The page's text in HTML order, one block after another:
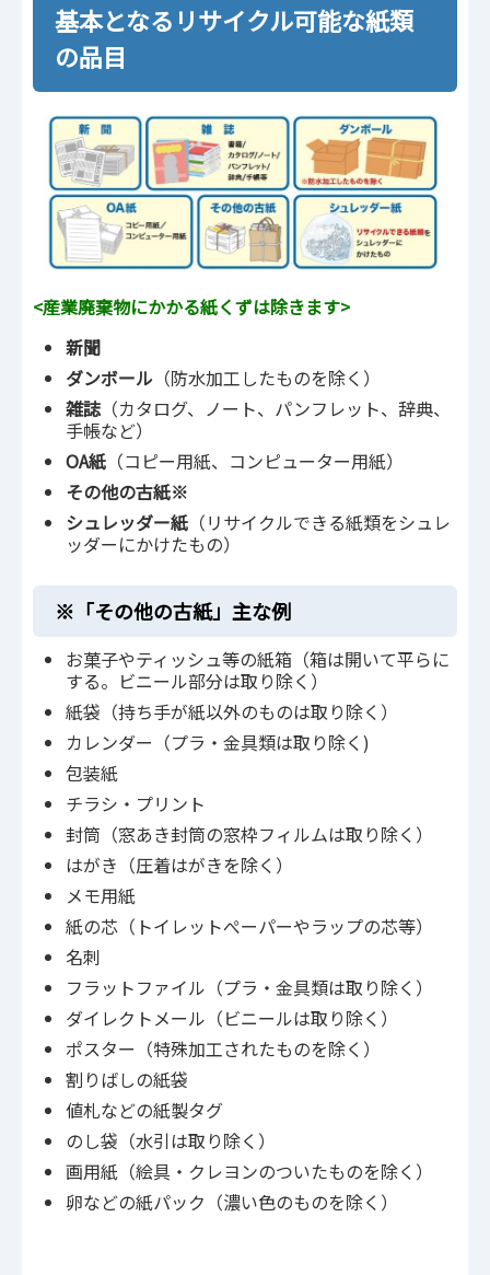
基本となるリサイクル可能な紙類
の品目
<産業廃棄物にかかる紙くずは除きます>
新聞
ダンボール （防水加工したものを除く）
雑誌（カタログ、ノート、パンフレット、辞典、
手帳など）
OA紙 （コピー用紙、コンピューター用紙）
その他の古紙※
シュレッダー紙 （リサイクルできる紙類をシュレ
ッダーにかけたもの）
※「その他の古紙」主な例
お菓子やティッシュ等の紙箱（箱は開いて平らに
する。ビニール部分は取り除く）
紙袋（持ち手が紙以外のものは取り除く）
カレンダー（プラ・金具類は取り除く)
包装紙
チラシ・プリント
封筒（窓あき封筒の窓枠フィルムは取り除く）
はがき（圧着はがきを除く）
メモ用紙
紙の芯（トイレットぺーパーやラップの芯等）
名刺
フラットファイル（プラ・金具類は取り除く）
ダイレクトメール（ビニールは取り除く）
ポスター（特殊加工されたものを除く）
割りばしの紙袋
値札などの紙製タグ
のし袋（水引は取り除く）
画用紙（絵具・クレヨンのついたものを除く）
卵などの紙パック（濃い色のものを除く）